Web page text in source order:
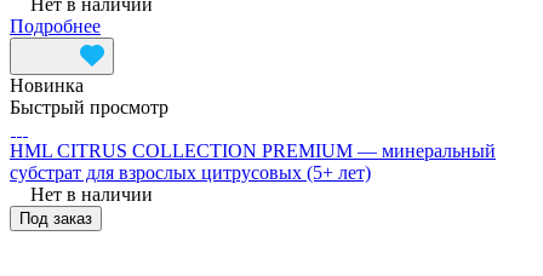
Нет в наличии
Подробнее
Новинка
Быстрый просмотр
HML CITRUS COLLECTION PREMIUM — минеральный
субстрат для взрослых цитрусовых (5+ лет)
Нет в наличии
Под заказ